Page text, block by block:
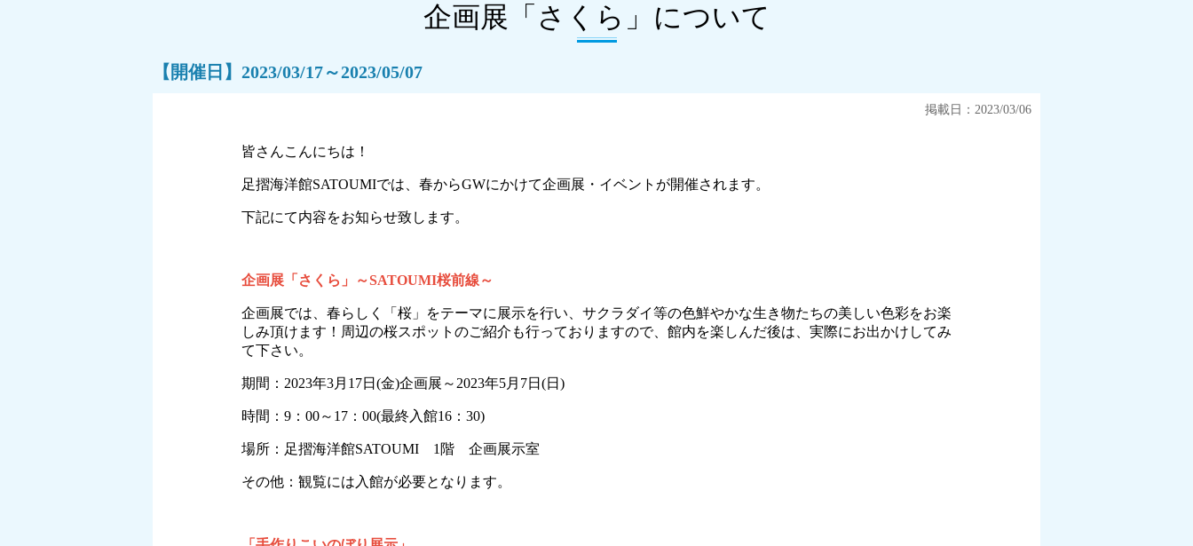
企画展「さくら」について
【開催日】2023/03/17～2023/05/07
掲載日：2023/03/06
皆さんこんにちは！
足摺海洋館SATOUMIでは、春からGWにかけて企画展・イベントが開催されます。
下記にて内容をお知らせ致します。
企画展「さくら」～SATOUMI桜前線～
企画展では、春らしく「桜」をテーマに展示を行い、サクラダイ等の色鮮やかな生き物たちの美しい色彩をお楽
しみ頂けます！周辺の桜スポットのご紹介も行っておりますので、館内を楽しんだ後は、実際にお出かけしてみ
て下さい。
期間：2023年3月17日(金)企画展～2023年5月7日(日)
時間：9：00～17：00(最終入館16：30)
場所：足摺海洋館SATOUMI 1階 企画展示室
その他：観覧には入館が必要となります。